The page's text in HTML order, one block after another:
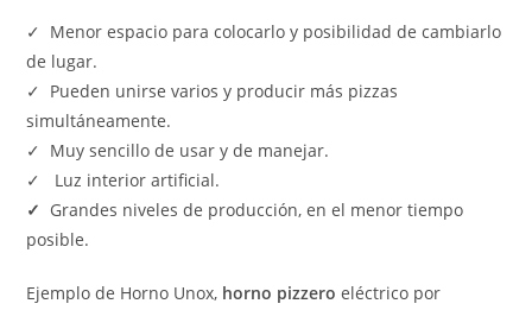
✓ Menor espacio para colocarlo y posibilidad de cambiarlo
de lugar.
✓ Pueden unirse varios y producir más pizzas
simultáneamente.
✓ Muy sencillo de usar y de manejar.
✓ Luz interior artificial.
✓ Grandes niveles de producción, en el menor tiempo
posible.
Ejemplo de Horno Unox, horno pizzero eléctrico por